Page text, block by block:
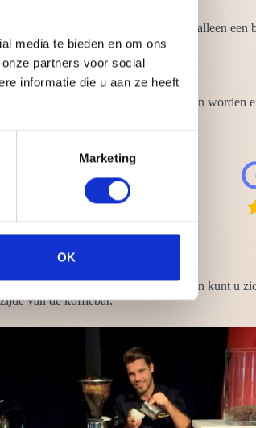
media te bieden en om ons
partners voor social
informatie die u aan ze heeft
Marketing
OK
barvrouw. Het is ook mogelijk om alleen een
en is uiterst gastvrij.
ieder moment van de dag gedronken worden
Zo heeft u nergens omkijken naar en kunt u
van de koffiebar.